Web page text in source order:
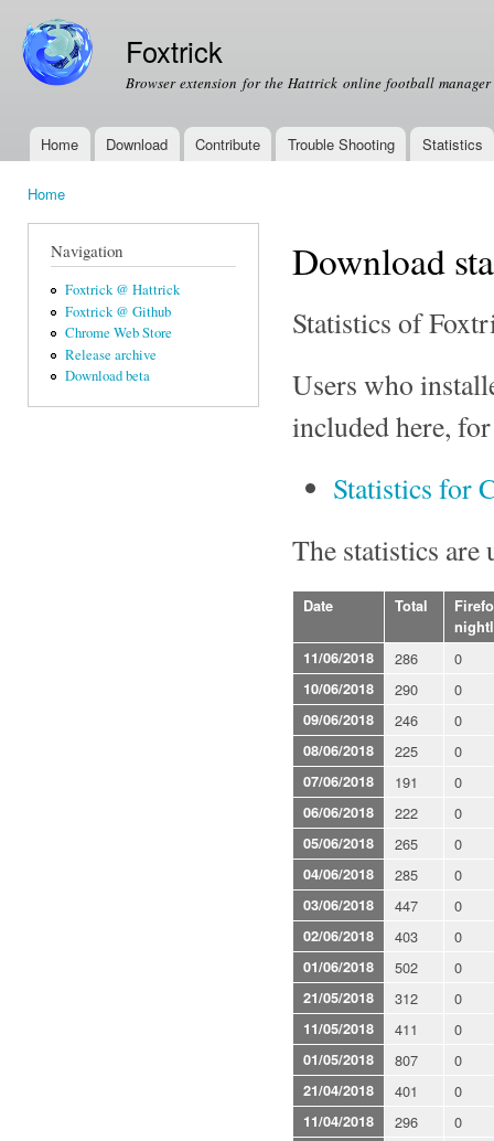
Foxtrick
Browser extension for the Hattrick online football manager
Main menu
Home Download Contribute Trouble Shooting Statistics
Home
Navigation
Foxtrick @ Hattrick
Foxtrick @ Github
Chrome Web Store
Release archive
Download beta
Download
Statistics of
Users who
included here,
Statistics for
The statistics are
Date Total
11/06/2018
286 0
10/06/2018 290 0
09/06/2018 246 0
08/06/2018 225 0
07/06/2018 191 0
06/06/2018 222 0
05/06/2018 265 0
04/06/2018 285 0
03/06/2018 447 0
02/06/2018 403 0
01/06/2018 502 0
21/05/2018 312 0
11/05/2018 411 0
01/05/2018 807 0
21/04/2018 401 0
11/04/2018 296 0